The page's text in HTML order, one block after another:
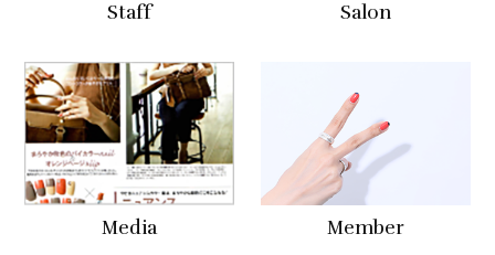
Staff Salon
Media Member